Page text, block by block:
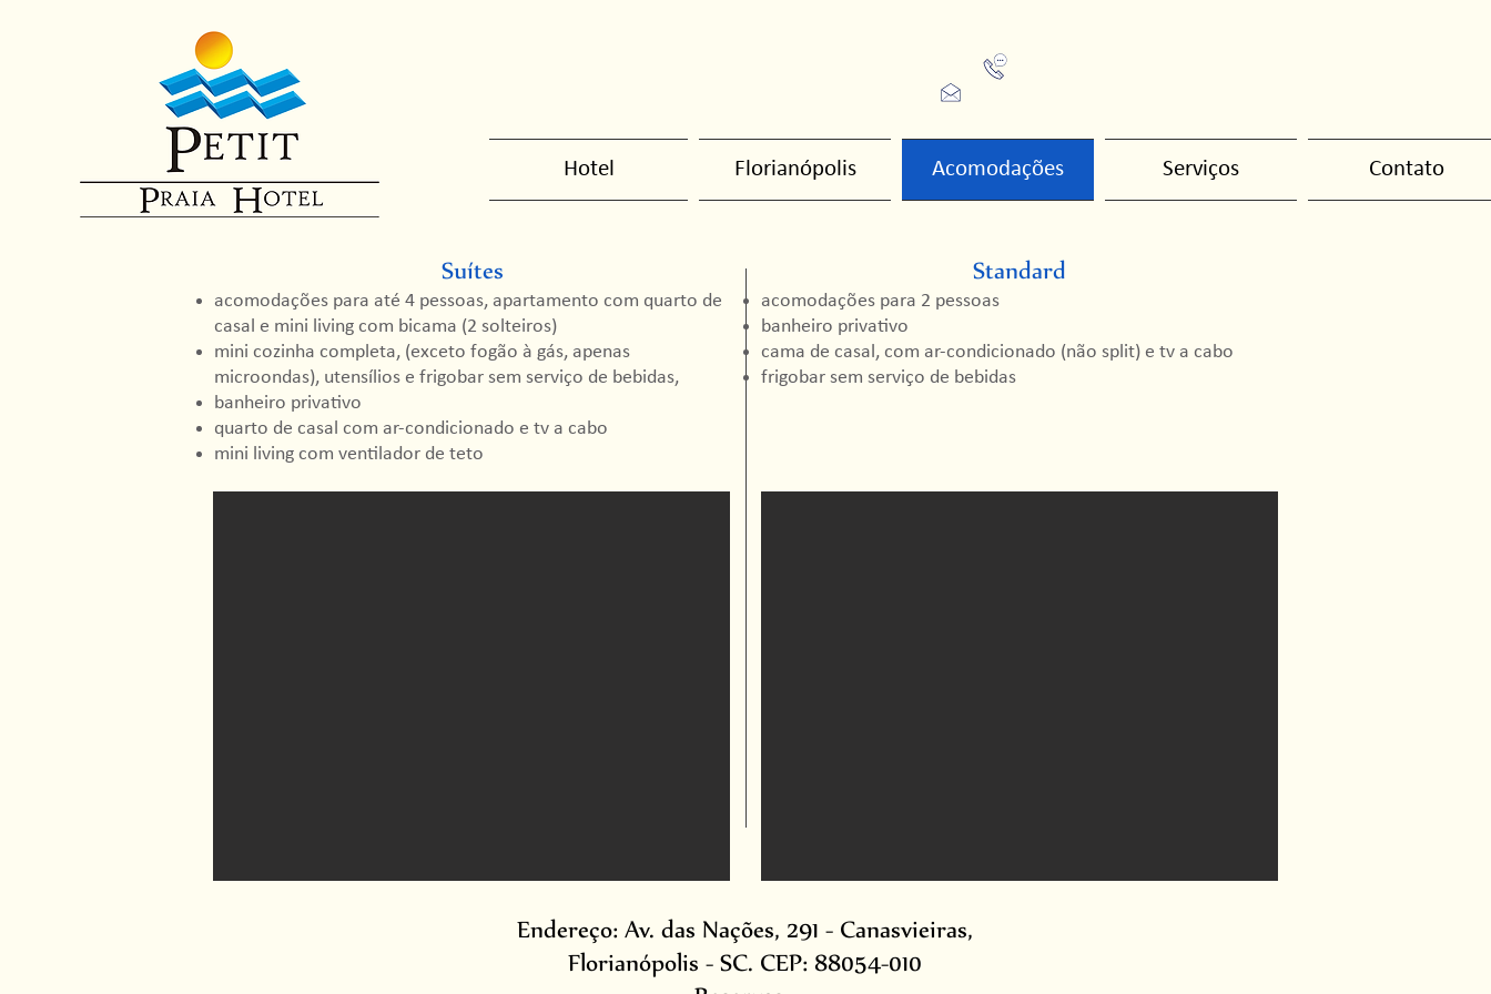
Hotel Florianópolis Acomodações Serviços Contato
Suítes
acomodações para até 4 pessoas, apartamento com quarto de
casal e mini living com bicama (2 solteiros)
mini cozinha completa, (exceto fogão à gás, apenas
microondas), utensílios e frigobar sem serviço de bebidas,
banheiro privativo
quarto de casal com ar-condicionado e tv a cabo
mini living com ventilador de teto
Standard
acomodações para 2 pessoas
banheiro privativo
cama de casal, com ar-condicionado (não split) e tv a cabo
frigobar sem serviço de bebidas
Endereço: Av. das Nações, 291 - Canasvieiras,
Florianópolis - SC. CEP: 88054-010